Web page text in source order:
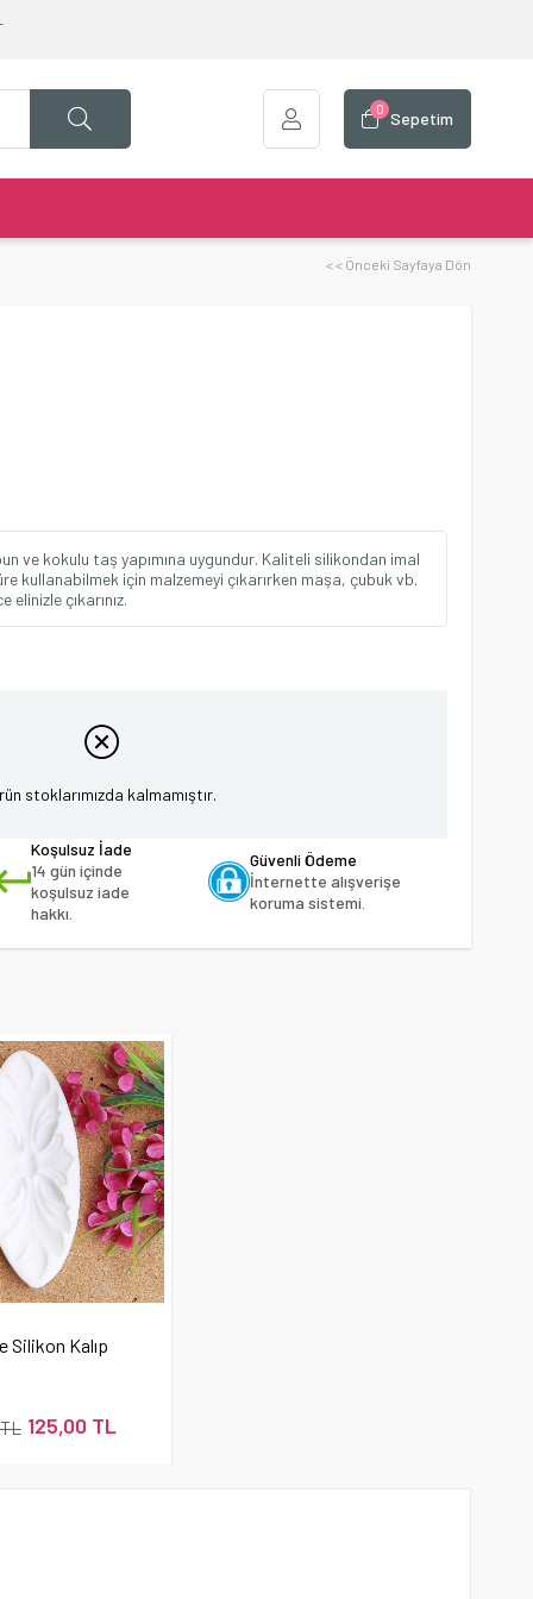
Sepetim
0
< < Önceki Sayfaya Dön
ve kokulu taş yapımına uygundur. Kaliteli silikondan imal
kullanabilmek için malzemeyi çıkarırken maşa, çubuk vb.
elinizle çıkarınız.
stoklarımızda kalmamıştır.
Koşulsuz İade
14 gün içinde
koşulsuz iade
hakkı.
Güvenli Ödeme
İnternette alışverişe
koruma sistemi.
Silikon Kalıp
125,00 TL